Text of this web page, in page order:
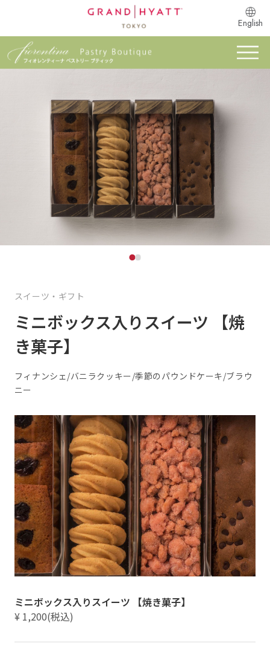
English
スイーツ・ギフト
ミニボックス入りスイーツ 【焼
き菓子】
フィナンシェ/バニラクッキー/季節のパウンドケーキ/ブラウ
ニー
ミニボックス入りスイーツ 【焼き菓子】
¥ 1,200(税込)